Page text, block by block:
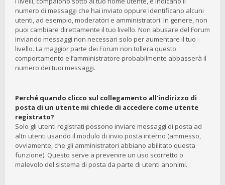
numero di messaggi che hai inviato oppure identificano alcuni
utenti, ad esempio, moderatori e amministratori. In genere, non
puoi cambiare direttamente il tuo livello. Non abusare del Forum
inviando messaggi non necessari solo per aumentare il tuo
livello. La maggior parte dei Forum non tollera questo
comportamento e l’amministratore probabilmente abbasserà il
numero dei tuoi messaggi.
Perché quando clicco sul collegamento all’indirizzo di
posta di un utente mi chiede di accedere come utente
registrato?
Solo gli utenti registrati possono inviare messaggi di posta ad
altri utenti usando il modulo di invio posta interno (ammesso,
ovviamente, che gli amministratori abbiano abilitato questa
funzione). Questo serve a prevenire un uso scorretto o
malevolo del sistema di posta da parte di utenti anonimi.